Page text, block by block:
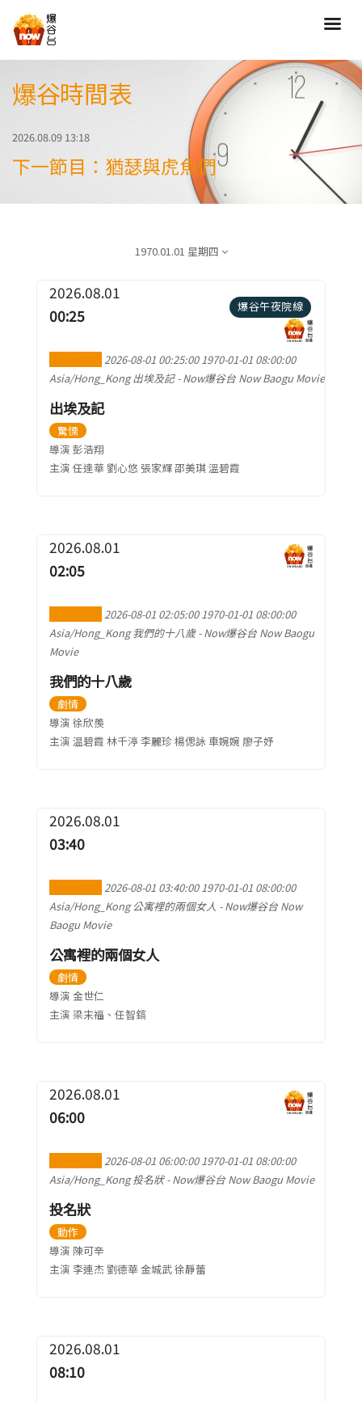
劇情
喜劇
動作
愛情
歷險
驚慄
恐怖
家庭
寫實紀錄
歌舞
成人
短片
一般
其他
爆谷時間表
2026.08.09 13:18
下一節目：猶瑟與虎魚們
1970.01.01 星期四
2026.08.01
00:25
爆谷午夜院線
2026-08-01 00:25:00 1970-01-01 08:00:00
Asia/Hong_Kong 出埃及記 - Now爆谷台 Now Baogu Movie
出埃及記
驚慄
導演 彭浩翔
主演 任達華 劉心悠 張家輝 邵美琪 溫碧霞
2026.08.01
02:05
2026-08-01 02:05:00 1970-01-01 08:00:00
Asia/Hong_Kong 我們的十八歲 - Now爆谷台 Now Baogu
Movie
我們的十八歲
劇情
導演 徐欣羨
主演 温碧霞 林千渟 李麗珍 楊偲詠 車婉婉 廖子妤
2026.08.01
03:40
2026-08-01 03:40:00 1970-01-01 08:00:00
Asia/Hong_Kong 公寓裡的兩個女人 - Now爆谷台 Now
Baogu Movie
公寓裡的兩個女人
劇情
導演 金世仁
主演 梁末福、任智鎬
2026.08.01
06:00
2026-08-01 06:00:00 1970-01-01 08:00:00
Asia/Hong_Kong 投名狀 - Now爆谷台 Now Baogu Movie
投名狀
動作
導演 陳可辛
主演 李連杰 劉德華 金城武 徐靜蕾
2026.08.01
08:10